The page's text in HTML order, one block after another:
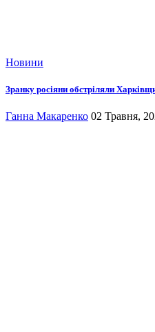
Новини
Зранку росіяни обстріляли
Ганна Макаренко 02 Травня,